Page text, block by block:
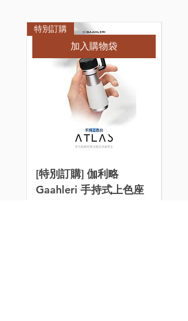
加入購物袋
特別訂購
[特別訂購] 伽利略
Gaahleri 手持式上色座